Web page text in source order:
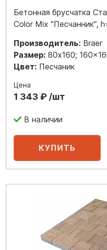
Бетонная брусчатка
Color Mix "Песчанник",
Производитель: Braer
Размер: 80x160;
Цвет: Песчаник
Цена
1 343 ₽ /шт
В наличии